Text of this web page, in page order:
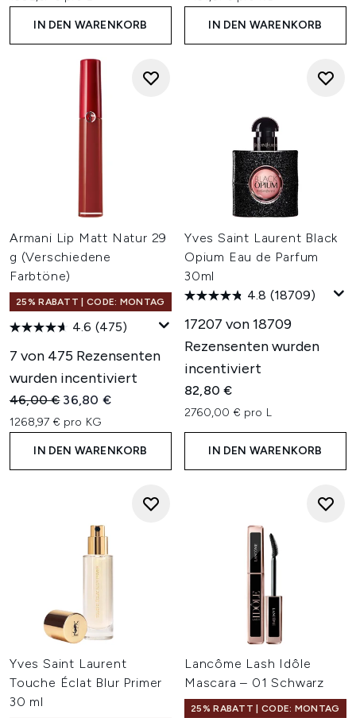
IN DEN WARENKORB IN DEN WARENKORB
Armani Lip Matt Natur 29
g (Verschiedene
Farbtöne)
25% RABATT | CODE: MONTAG
4.6 (475)
7 von 475 Rezensenten
wurden incentiviert
Unverbindliche Preisempfehlung:
46,00 € Aktueller Preis:
36,80 €
1268,97 € pro KG
IN DEN WARENKORB
Yves Saint Laurent Black
Opium Eau de Parfum
30ml
4.8 (18709)
17207 von 18709
Rezensenten wurden
incentiviert
82,80 €
2760,00 € pro L
IN DEN WARENKORB
Yves Saint Laurent
Touche Éclat Blur Primer
30 ml
Lancôme Lash Idôle
Mascara – 01 Schwarz
25% RABATT | CODE: MONTAG